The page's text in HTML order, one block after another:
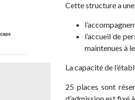
Cette structure a
l’accueil de
maintenues à
La capacité de
25 places sont